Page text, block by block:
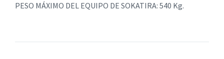
PESO MÁXIMO DEL EQUIPO DE SOKATIRA: 540 Kg.